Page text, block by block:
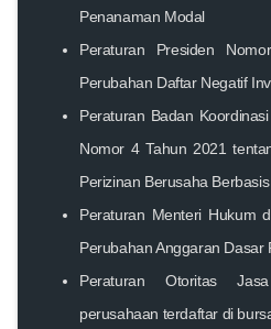
Penanaman Modal
Peraturan Presiden
Perubahan Daftar Negatif
Peraturan Badan
Nomor 4 Tahun 2021
Perizinan Berusaha
Peraturan Menteri Hukum
Perubahan Anggaran Dasar
Peraturan Otoritas
perusahaan terdaftar di